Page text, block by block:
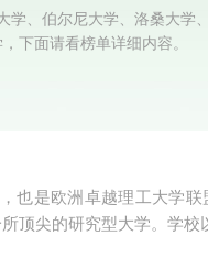
、伯尔尼大学、洛桑大学
下面请看榜单详细内容。
也是欧洲卓越理工大学
顶尖的研究型大学。学校